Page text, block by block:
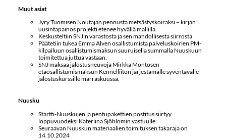
Muut asiat
Jyry Tuomisen Noutajan pennusta metsästyskoiraksi – kirjan
uusintapainos projekti etenee hyvällä mallilla.
Keskusteltiin SNJ:n varastosta ja sen mahdollisesta siirrosta
Päätetiin tukea Emma Alven osallistumista palveluskoirien PM-
kilpailuun osallistumismaksun suuruisella summalla Nuuskuun
toimitettua juttua vastaan.
SNJ maksaa jalostusneuvoja Mirkka Montosen
etäosallistumismaksun Kennelliiton järjestämälle syventävälle
jalostuskurssille marraskuussa.
Nuusku
Startti-Nuuskujen ja pentupakettien postitus siirtyy
loppuvuodeksi Kateriina Sjöblomin vastuulle.
Seuraavan Nuuskun materiaalien toimituksen takaraja on
14.10.2024